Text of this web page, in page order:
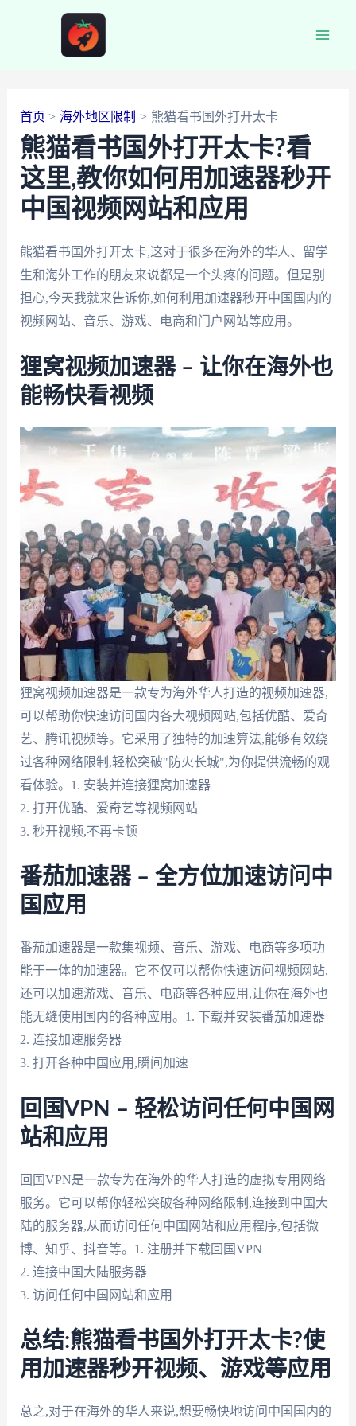
首页 海外地区限制 熊猫看书国外打开太卡
熊猫看书国外打开太卡?看
这里,教你如何用加速器秒开
中国视频网站和应用
熊猫看书国外打开太卡,这对于很多在海外的华人、留学
生和海外工作的朋友来说都是一个头疼的问题。但是别
担心,今天我就来告诉你,如何利用加速器秒开中国国内的
视频网站、音乐、游戏、电商和门户网站等应用。
狸窝视频加速器 – 让你在海外也
能畅快看视频
狸窝视频加速器是一款专为海外华人打造的视频加速器,
可以帮助你快速访问国内各大视频网站,包括优酷、爱奇
艺、腾讯视频等。它采用了独特的加速算法,能够有效绕
过各种网络限制,轻松突破"防火长城",为你提供流畅的观
看体验。1. 安装并连接狸窝加速器
2. 打开优酷、爱奇艺等视频网站
3. 秒开视频,不再卡顿
番茄加速器 – 全方位加速访问中
国应用
番茄加速器是一款集视频、音乐、游戏、电商等多项功
能于一体的加速器。它不仅可以帮你快速访问视频网站,
还可以加速游戏、音乐、电商等各种应用,让你在海外也
能无缝使用国内的各种应用。1. 下载并安装番茄加速器
2. 连接加速服务器
3. 打开各种中国应用,瞬间加速
回国VPN – 轻松访问任何中国网
站和应用
回国VPN是一款专为在海外的华人打造的虚拟专用网络
服务。它可以帮你轻松突破各种网络限制,连接到中国大
陆的服务器,从而访问任何中国网站和应用程序,包括微
博、知乎、抖音等。1. 注册并下载回国VPN
2. 连接中国大陆服务器
3. 访问任何中国网站和应用
总结:熊猫看书国外打开太卡?使
用加速器秒开视频、游戏等应用
总之,对于在海外的华人来说,想要畅快地访问中国国内的